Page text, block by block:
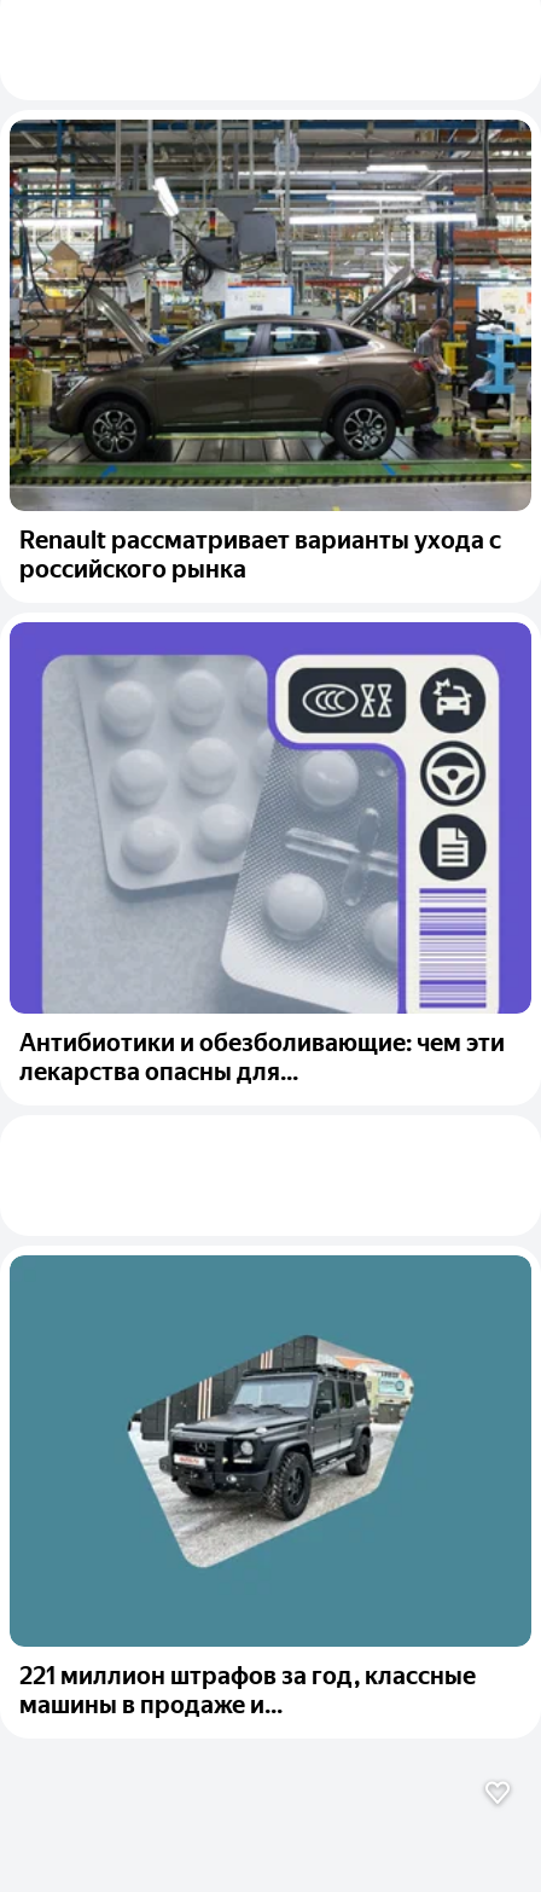
Renault рассматривает варианты ухода с
российского рынка
Антибиотики и обезболивающие: чем эти
лекарства опасны для...
221 миллион штрафов за год, классные
машины в продаже и...